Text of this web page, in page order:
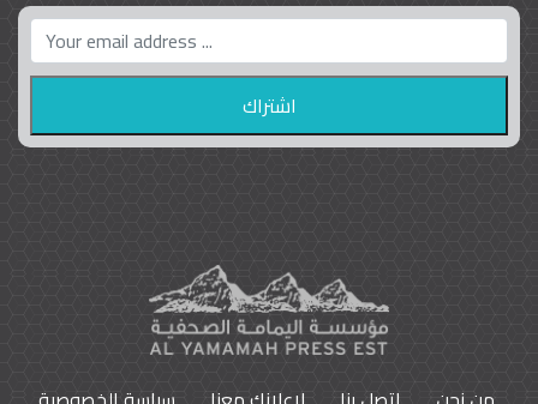
واشنطن بوست واللوبي المزدوج
9793